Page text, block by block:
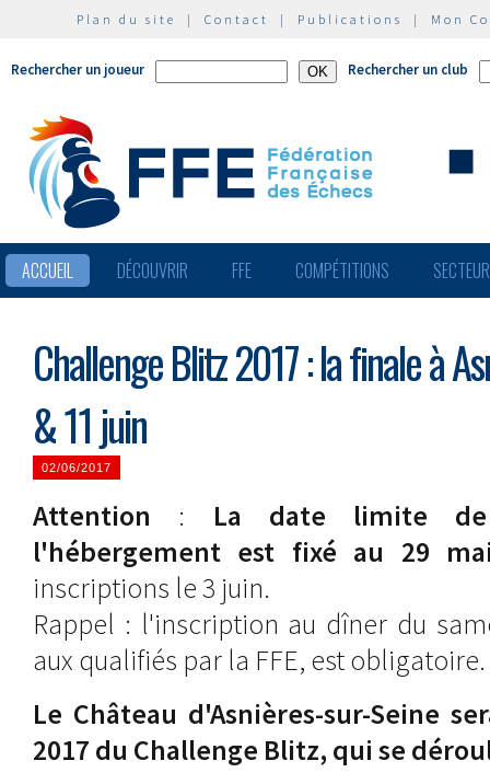
Plan du site | Contact | Publications | Mon
Rechercher un joueur Rechercher un club
ACCUEIL DÉCOUVRIR FFE COMPÉTITIONS
Challenge Blitz 2017 : la finale à
& 11 juin
02/06/2017
Attention : La date limite de
l'hébergement est fixé au 29
inscriptions le 3 juin.
Rappel : l'inscription au dîner du
aux qualifiés par la FFE, est obligatoire.
Le Château d'Asnières-sur-Seine
2017 du Challenge Blitz, qui se